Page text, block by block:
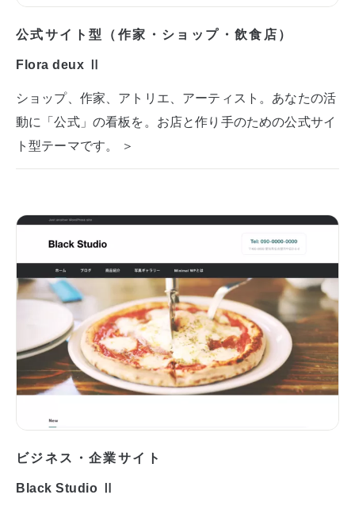
公式サイト型（作家・ショップ・飲食店）
Flora deux Ⅱ
ショップ、作家、アトリエ、アーティスト。あなたの活
動に「公式」の看板を。お店と作り手のための公式サイ
ト型テーマです。 ＞
ビジネス・企業サイト
Black Studio Ⅱ